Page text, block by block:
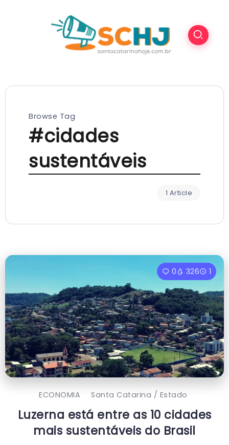
Browse Tag
#cidades
sustentáveis
1 Article
0 326 1
ECONOMIA Santa Catarina / Estado
Luzerna está entre as 10 cidades
mais sustentáveis do Brasil